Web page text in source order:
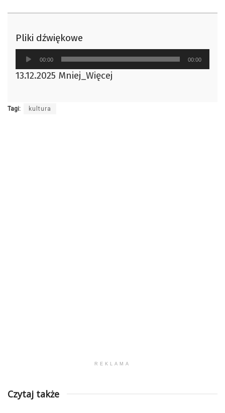
Pliki dźwiękowe
Odtwarzacz
plików
dźwiękowych
00:00 00:00
13.12.2025 Mniej_Więcej
Tagi: kultura
REKLAMA
Czytaj także